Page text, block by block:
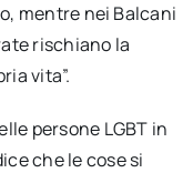
mentre nei Balcani
rischiano la
vita”.
persone LGBT in
che le cose si